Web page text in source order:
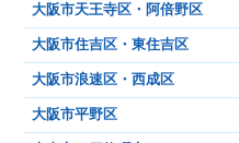
大阪市天王寺区・阿倍野区
大阪市住吉区・東住吉区
大阪市浪速区・西成区
大阪市平野区